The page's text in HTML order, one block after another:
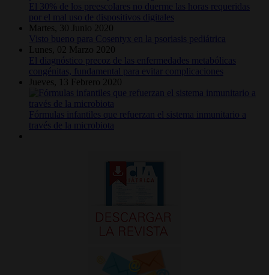
El 30% de los preescolares no duerme las horas requeridas
por el mal uso de dispositivos digitales
Martes, 30 Junio 2020
Visto bueno para Cosentyx en la psoriasis pediátrica
Lunes, 02 Marzo 2020
El diagnóstico precoz de las enfermedades metabólicas
congénitas, fundamental para evitar complicaciones
Jueves, 13 Febrero 2020
Fórmulas infantiles que refuerzan el sistema inmunitario a
través de la microbiota